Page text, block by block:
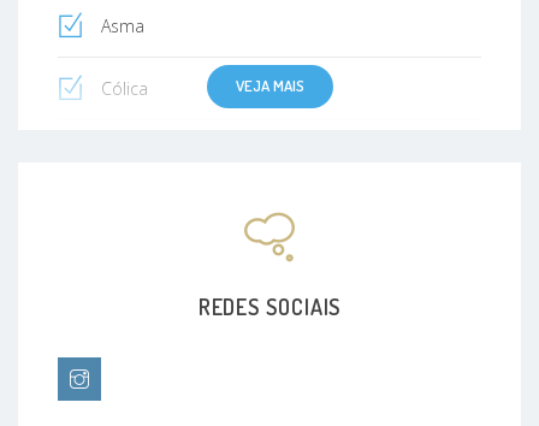
Asma
Cólica
Doenças infecciosas
VEJA MAIS
REDES SOCIAIS